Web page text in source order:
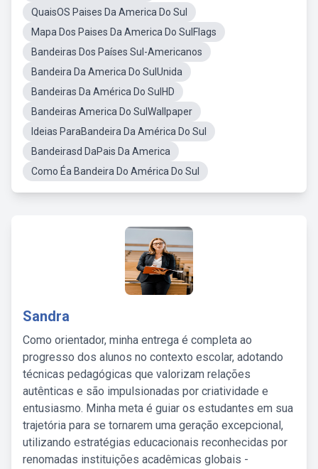
QuaisOS Paises Da America Do Sul
Mapa Dos Paises Da America Do SulFlags
Bandeiras Dos Países Sul-Americanos
Bandeira Da America Do SulUnida
Bandeiras Da América Do SulHD
Bandeiras America Do SulWallpaper
Ideias ParaBandeira Da América Do Sul
Bandeirasd DaPais Da America
Como Éa Bandeira Do América Do Sul
Sandra
Como orientador, minha entrega é completa ao
progresso dos alunos no contexto escolar, adotando
técnicas pedagógicas que valorizam relações
autênticas e são impulsionadas por criatividade e
entusiasmo. Minha meta é guiar os estudantes em sua
trajetória para se tornarem uma geração excepcional,
utilizando estratégias educacionais reconhecidas por
renomadas instituições acadêmicas globais -